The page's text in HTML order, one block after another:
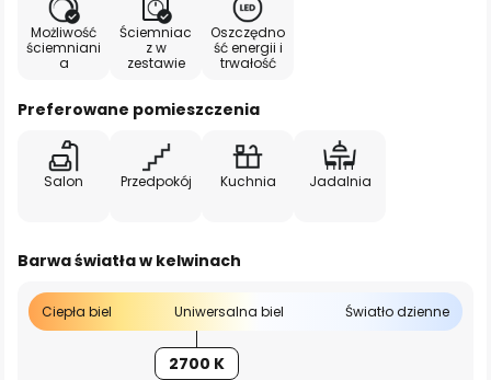
Możliwość
ściemniani
a
Ściemniac
z w
zestawie
Oszczędno
ść energii i
trwałość
Preferowane pomieszczenia
Salon Przedpokój Kuchnia Jadalnia
Barwa światła w kelwinach
Ciepła biel Uniwersalna biel Światło dzienne
2700 K